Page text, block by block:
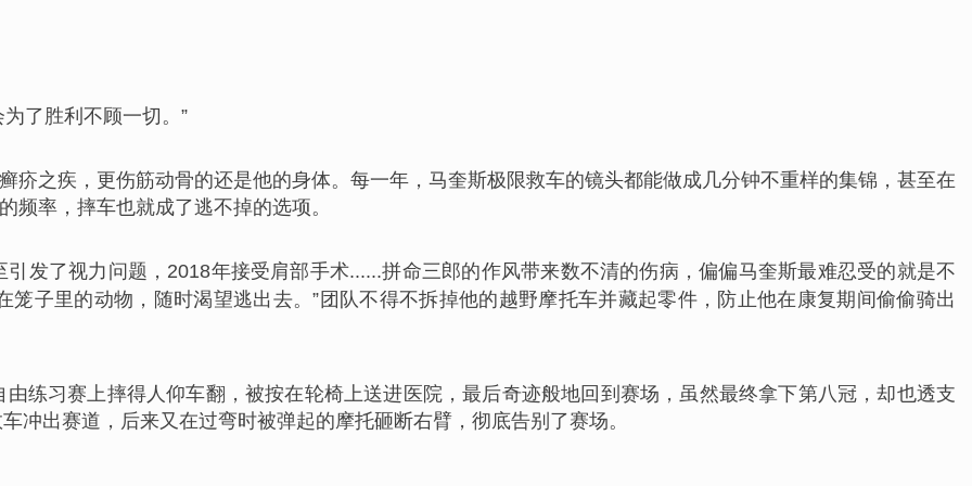
了胜利不顾一切。”
疥之疾，更伤筋动骨的还是他的身体。每一年，马奎斯极限救车的镜头都能做成几分钟不重样的集锦，甚至在
频率，摔车也就成了逃不掉的选项。
发了视力问题，2018年接受肩部手术......拼命三郎的作风带来数不清的伤病，偏偏马奎斯最难忍受的就是不
笼子里的动物，随时渴望逃出去。”团队不得不拆掉他的越野摩托车并藏起零件，防止他在康复期间偷偷骑出
练习赛上摔得人仰车翻，被按在轮椅上送进医院，最后奇迹般地回到赛场，虽然最终拿下第八冠，却也透支
冲出赛道，后来又在过弯时被弹起的摩托砸断右臂，彻底告别了赛场。